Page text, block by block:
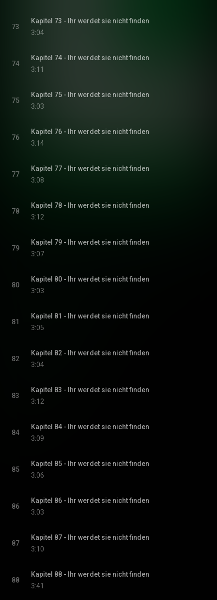
73
Kapitel 73 - Ihr werdet sie nicht finden
3:04
74
Kapitel 74 - Ihr werdet sie nicht finden
3:11
75
Kapitel 75 - Ihr werdet sie nicht finden
3:03
76
Kapitel 76 - Ihr werdet sie nicht finden
3:14
77
Kapitel 77 - Ihr werdet sie nicht finden
3:08
78
Kapitel 78 - Ihr werdet sie nicht finden
3:12
79
Kapitel 79 - Ihr werdet sie nicht finden
3:07
80
Kapitel 80 - Ihr werdet sie nicht finden
3:03
81
Kapitel 81 - Ihr werdet sie nicht finden
3:05
82
Kapitel 82 - Ihr werdet sie nicht finden
3:04
83
Kapitel 83 - Ihr werdet sie nicht finden
3:12
84
Kapitel 84 - Ihr werdet sie nicht finden
3:09
85
Kapitel 85 - Ihr werdet sie nicht finden
3:06
86
Kapitel 86 - Ihr werdet sie nicht finden
3:03
87
Kapitel 87 - Ihr werdet sie nicht finden
3:10
88
Kapitel 88 - Ihr werdet sie nicht finden
3:41